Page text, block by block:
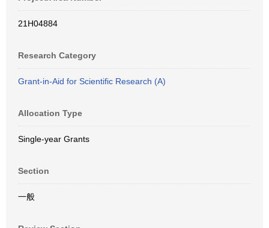
21H04884
Research Category
Grant-in-Aid for Scientific Research (A)
Allocation Type
Single-year Grants
Section
一般